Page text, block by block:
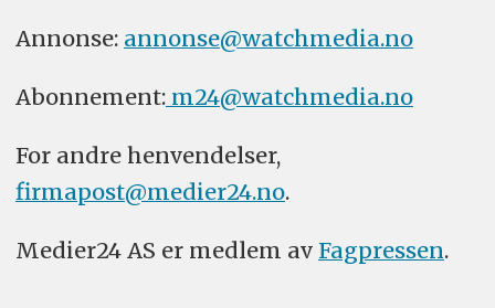
Annonse: annonse@watchmedia.no
Abonnement:m24@watchmedia.no
For andre henvendelser,
firmapost@medier24.no.
Medier24 AS er medlem av Fagpressen.